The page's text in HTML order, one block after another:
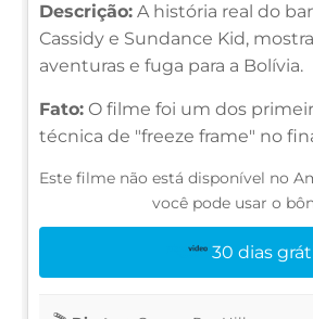
Descrição: A história real do
Cassidy e Sundance Kid,
aventuras e fuga para a Bolívia.
Fato: O filme foi um dos
técnica de "freeze frame" no
Este filme não está disponível no
você pode usar o
30 dias